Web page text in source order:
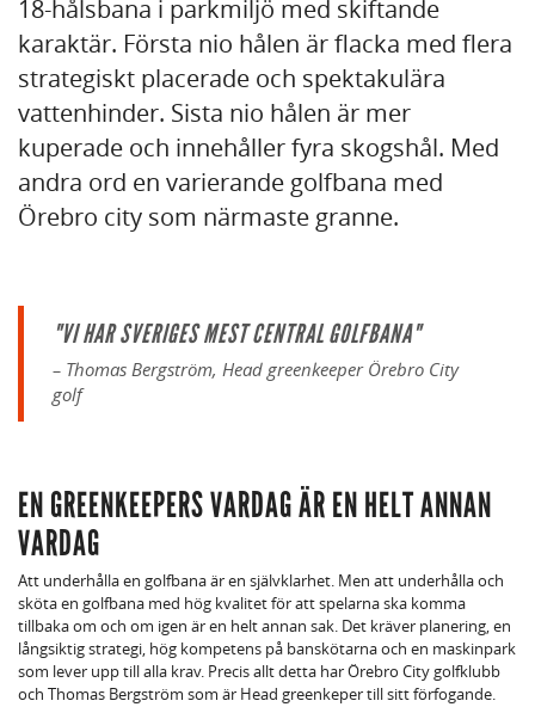
"VI HAR SVERIGES MEST CENTRAL GOLFBANA"
– Thomas Bergström, Head greenkeeper Örebro City
golf
18-hålsbana i parkmiljö med skiftande
karaktär. Första nio hålen är flacka med flera
strategiskt placerade och spektakulära
vattenhinder. Sista nio hålen är mer
kuperade och innehåller fyra skogshål. Med
andra ord en varierande golfbana med
Örebro city som närmaste granne.
EN GREENKEEPERS VARDAG ÄR EN HELT ANNAN
VARDAG
Att underhålla en golfbana är en självklarhet. Men att underhålla och
sköta en golfbana med hög kvalitet för att spelarna ska komma
tillbaka om och om igen är en helt annan sak. Det kräver planering, en
långsiktig strategi, hög kompetens på banskötarna och en maskinpark
som lever upp till alla krav. Precis allt detta har Örebro City golfklubb
och Thomas Bergström som är Head greenkepertill sitt förfogande.